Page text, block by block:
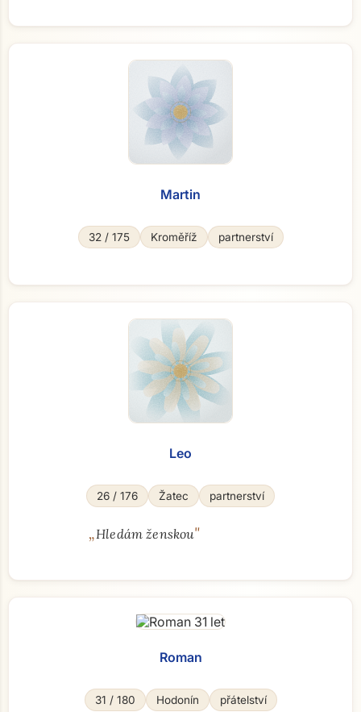
Martin
32 / 175 Kroměříž partnerství
Leo
26 / 176 Žatec partnerství
„Hledám ženskou"
Roman
31 / 180 Hodonín přátelství